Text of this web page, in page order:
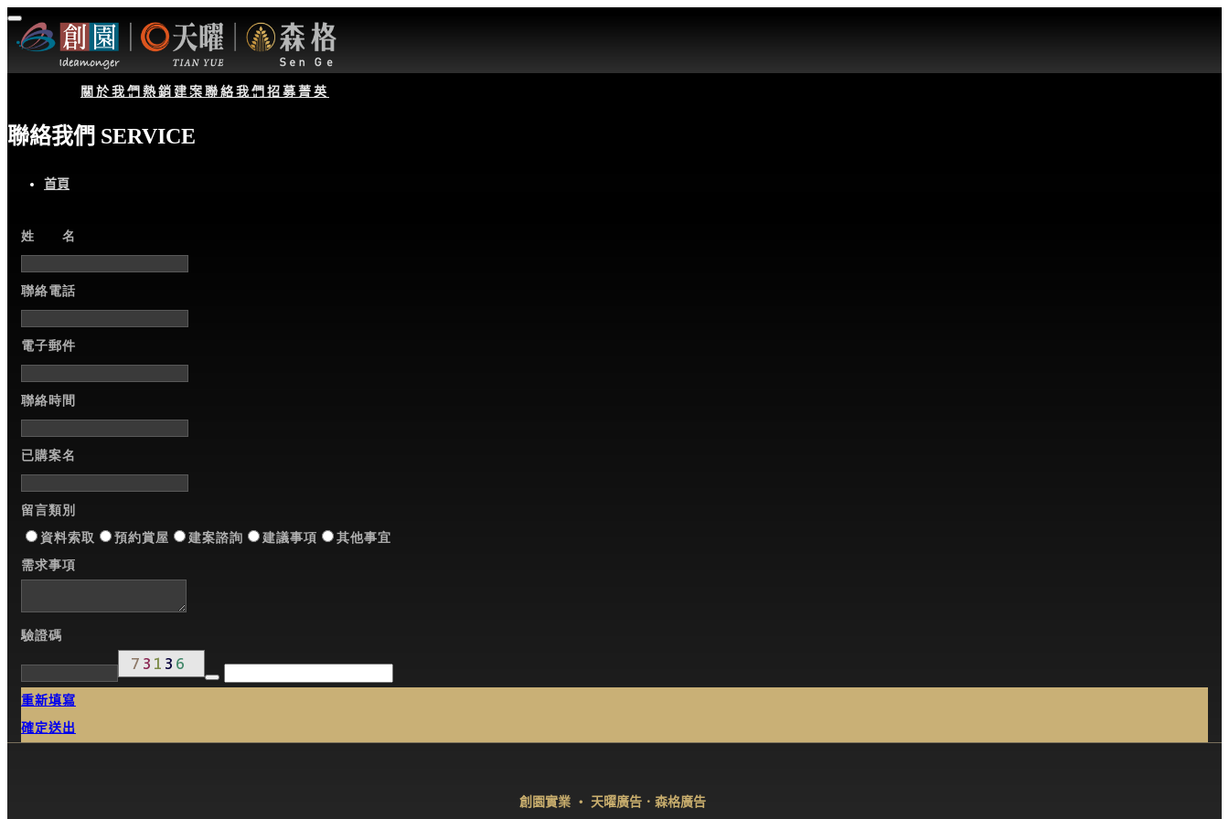
關於我們 熱銷建案 聯絡我們 招募菁英
聯絡我們 SERVICE
首頁
姓 名
聯絡電話
電子郵件
聯絡時間
已購案名
留言類別
資料索取
預約賞屋 建案諮詢 建議事項
其他事宜
需求事項
驗證碼
重新填寫
確定送出
創園實業 ‧ 天曜廣告．森格廣告